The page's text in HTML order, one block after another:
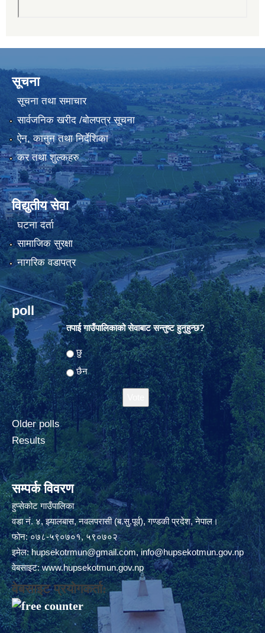
सूचना
सूचना तथा समाचार
सार्वजनिक खरीद /बोलपत्र सूचना
ऐन, कानुन तथा निर्देशिका
कर तथा शुल्कहरु
विद्युतीय सेवा
घटना दर्ता
सामाजिक सुरक्षा
नागरिक वडापत्र
poll
तपाई गाउँपालिकाको सेवाबाट सन्तुष्ट हुनुहुन्छ?
Choices
छु
छैन
Older polls
Results
सम्पर्क विवरण
हुप्सेकोट गाउँपालिका
वडा नं. ४, झ्यालबास, नवलपरासी (ब.सु.पूर्व), गण्डकी प्रदेश, नेपाल।
फोन: ०७८-५९०७०१, ५९०७०२
इमेल:hupsekotrmun@gmail.com,info@hupsekotmun.gov.np
वेबसाइट:www.hupsekotmun.gov.np
वेबसाइट प्रयोगकर्ता: